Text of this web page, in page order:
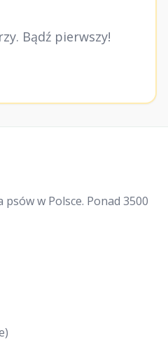
Bądź pierwszy!
w Polsce. Ponad 3500